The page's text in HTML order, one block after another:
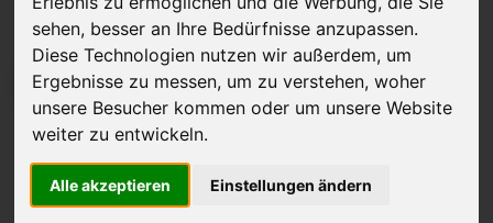
sehen, besser an Ihre Bedürfnisse anzupassen.
Diese Technologien nutzen wir außerdem, um
Ergebnisse zu messen, um zu verstehen, woher
unsere Besucher kommen oder um unsere Website
weiter zu entwickeln.
Alle akzeptieren Einstellungen ändern
JETZT KOSTENLOSE BEWERTUNG
Kostenloses Angebotfür den Ankauf Ihres Autos inklusive der
Abholung, auf Wunsch sofort Geld. Ihre Daten werden nicht mit Dritten